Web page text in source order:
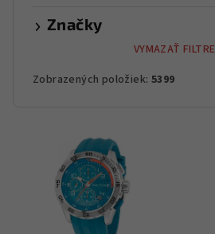
Značky
VYMAZAŤ FILTRE
Zobrazených položiek: 5399